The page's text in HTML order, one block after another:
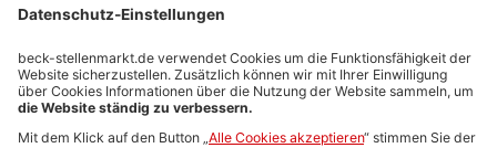
Stellenmarktpreise
Anzeigen-AGB
Media-Daten
Newsletteranmeldung
Produktübersicht